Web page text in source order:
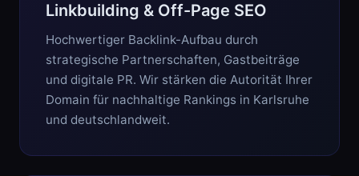
Linkbuilding & Off-Page SEO
Hochwertiger Backlink-Aufbau durch
strategische Partnerschaften, Gastbeiträge
und digitale PR. Wir stärken die Autorität Ihrer
Domain für nachhaltige Rankings in Karlsruhe
und deutschlandweit.